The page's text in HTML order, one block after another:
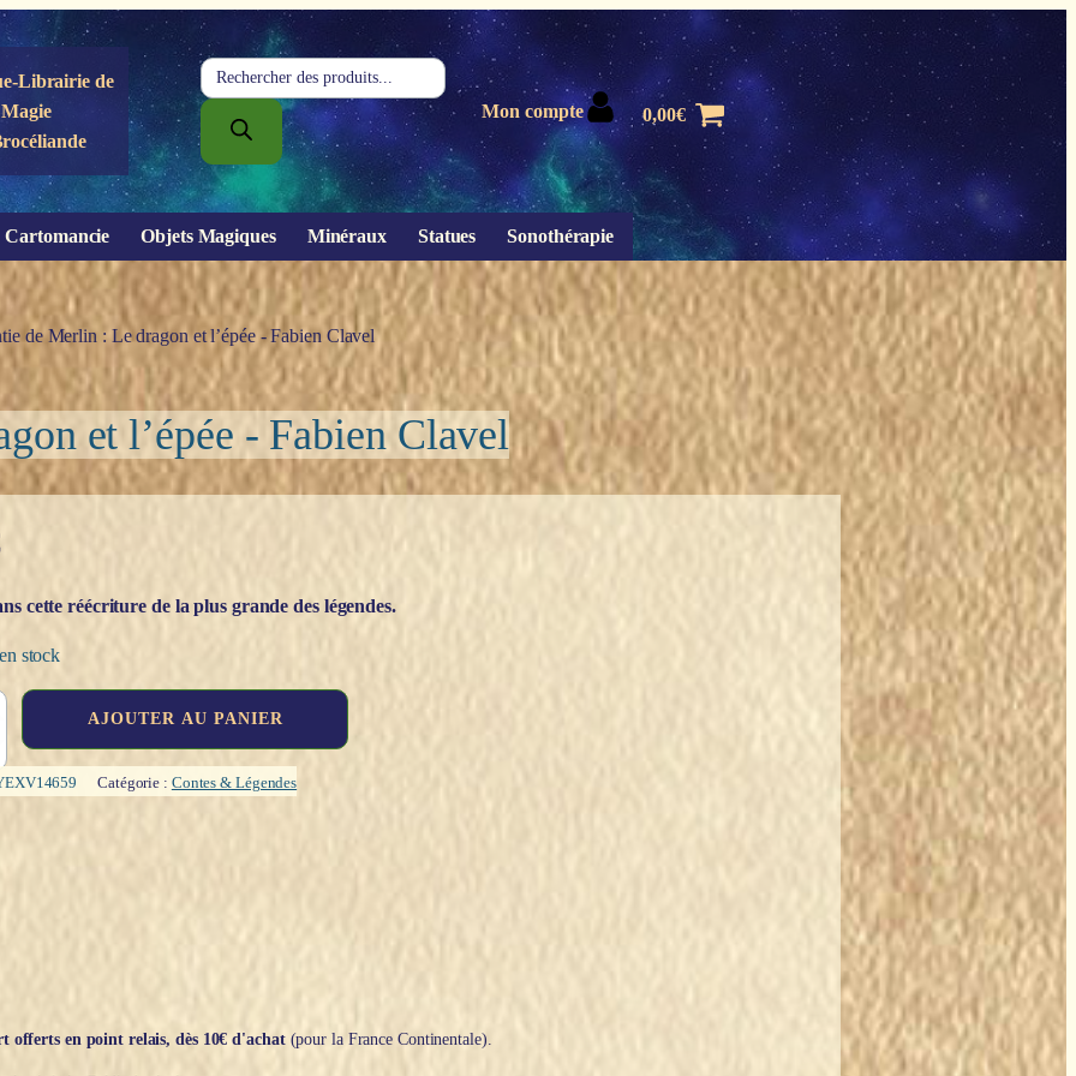
Librairie de
Magie
Recherche
de
produits
Mon compte 0,00€
Cartomancie Objets Magiques Minéraux Statues Sonothérapie
de Merlin : Le dragon et l’épée - Fabien Clavel
et l’épée - Fabien Clavel
cette réécriture de la plus grande des légendes.
stock
AJOUTER AU PANIER
Catégorie : Contes & Légendes
offerts en point relais, dès 10€ d'achat(pour la France Continentale).